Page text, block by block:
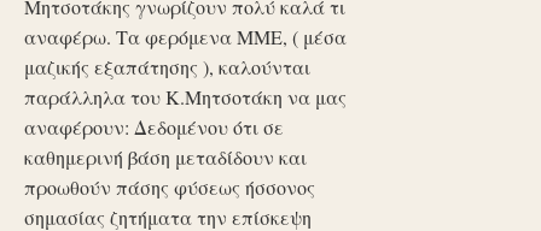
Μητσοτάκης γνωρίζουν πολύ καλά τι
αναφέρω. Τα φερόμενα ΜΜΕ, ( μέσα
μαζικής εξαπάτησης ), καλούνται
παράλληλα του Κ.Μητσοτάκη να μας
αναφέρουν: Δεδομένου ότι σε
καθημερινή βάση μεταδίδουν και
προωθούν πάσης φύσεως ήσσονος
σημασίας ζητήματα την επίσκεψη